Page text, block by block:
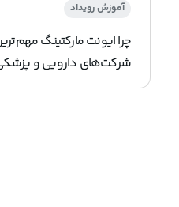
آموزش رویداد
چرا ایونت مارکتینگ مهم‌ترین
شرکت‌های دارویی و